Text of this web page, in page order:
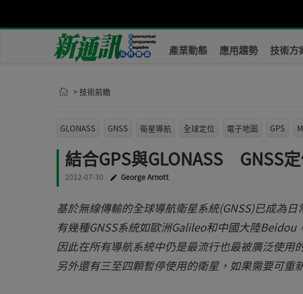
產業動態 應用趨勢 技術方
> 技術前瞻
GLONASS GNSS 衛星導航 全球定位 電子地圖 GPS
結合GPS與GLONASS GNSS
2012-07-30 George Arnott
基於無線傳輸的全球導航衛星系統(GNSS)已成為
有幾種GNSS系統如歐洲Galileo和中國大陸Beidou
因此在所有導航系統中仍是最流行也最被廣泛使用
另外還有三至四顆暫停使用的衛星，如果需要可重